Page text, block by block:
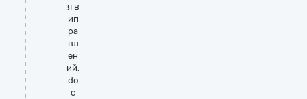
я в
ип
ра
вл
ен
ий.
do
c